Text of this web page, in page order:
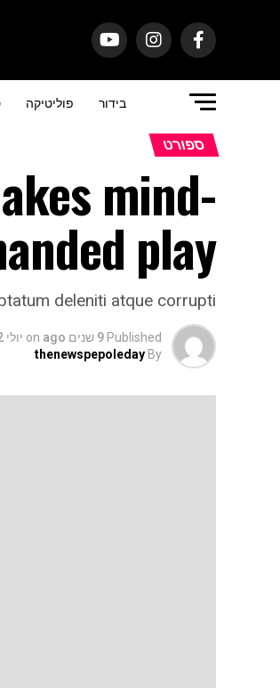
בידור פוליטיקה
ספורט
mind-
play
deleniti atque corrupti.
Published 9 שנים ago on יולי 2, 2017
By
thenewspepoleday